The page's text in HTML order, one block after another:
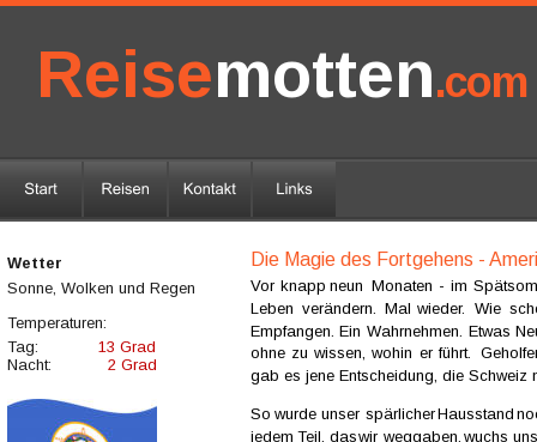
Reisemotten.com
Wetter
Sonne, Wolken und Regen
Temperaturen:
Tag:
13 Grad
Nacht:
2 Grad
Die Magie des Fortgehens -
Vor knapp neun Monaten - im
Leben verändern. Mal wieder. Wie
Empfangen. Ein Wahrnehmen. Etwas
ohne zu wissen, wohin er führt.
gab es jene Entscheidung, die
So wurde unser spärlicher Hausstand
jedem Teil, das wir weggaben, wuchs